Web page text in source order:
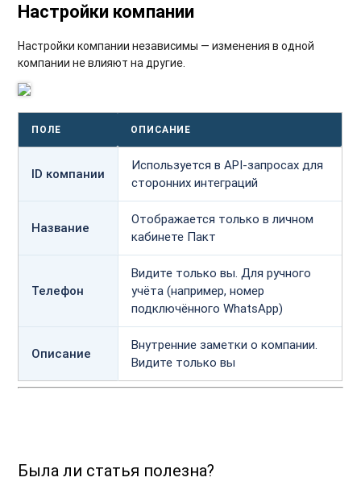
Настройки компании
Настройки компании независимы — изменения в одной
компании не влияют на другие.
ПОЛЕ ОПИСАНИЕ
ID компании
Используется в API-запросах для
сторонних интеграций
Название
Отображается только в личном
кабинете Пакт
Телефон
Видите только вы. Для ручного
учёта (например, номер
подключённого WhatsApp)
Описание
Внутренние заметки о компании.
Видите только вы
Была ли статья полезна?